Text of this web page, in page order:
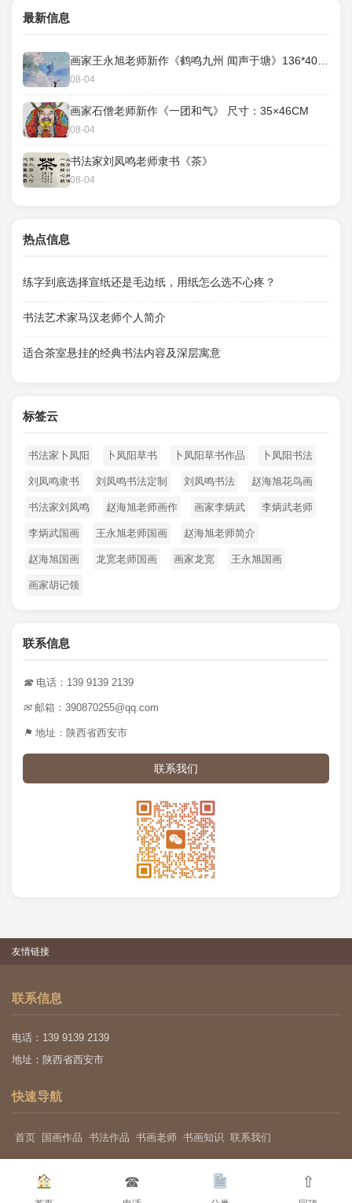
最新信息
08-04
画家石僧老师新作《一团和气》 ​尺寸：35×46CM
08-04
书法家刘凤鸣老师隶书《茶》
08-04
热点信息
练字到底选择宣纸还是毛边纸，用纸怎么选不心疼？
书法艺术家马汉老师个人简介
适合茶室悬挂的经典书法内容及深层寓意
标签云
书法家卜凤阳 卜凤阳草书 卜凤阳草书作品 卜凤阳书法
刘凤鸣隶书 刘凤鸣书法定制 刘凤鸣书法 赵海旭花鸟画
书法家刘凤鸣 赵海旭老师画作 画家李炳武 李炳武老师
李炳武国画 王永旭老师国画 赵海旭老师简介
赵海旭国画 龙宽老师国画 画家龙宽 王永旭国画
画家胡记领
联系信息
☎电话：139 9139 2139
✉邮箱：390870255@qq.com
⚑ 地址：陕西省西安市
联系我们
友情链接
联系信息
电话：139 9139 2139
地址：陕西省西安市
快速导航
首页 国画作品 书法作品 书画老师 书画知识 联系我们
关于我们 ☎ ⇧